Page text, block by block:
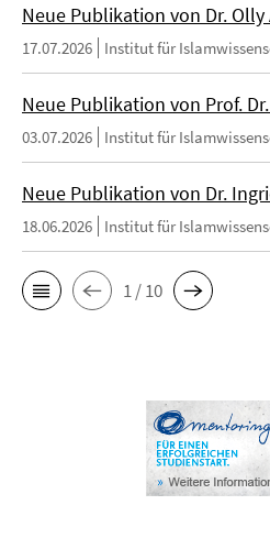
Neue Publikation von Dr.
17.07.2026 Institut für
Neue Publikation von Prof.
03.07.2026 Institut für
Neue Publikation von Dr.
18.06.2026 Institut für
1 / 10